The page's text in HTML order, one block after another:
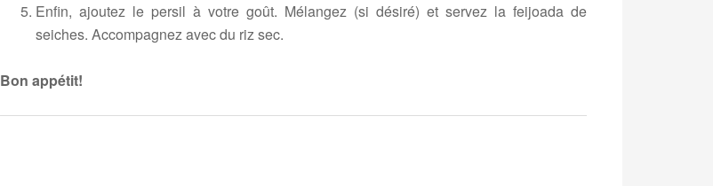
Enfin, ajoutez le persil à votre goût. Mélangez (si désiré) et servez la feijoada de
seiches. Accompagnez avec du riz sec.
Bon appétit!